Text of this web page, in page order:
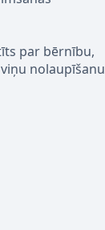
par bērnību,
nolaupīšanu